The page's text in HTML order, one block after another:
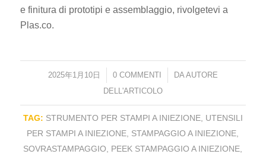
e finitura di prototipi e assemblaggio, rivolgetevi a
Plas.co.
2025年1月10日
/ 0 COMMENTI
/ DA AUTORE
DELL'ARTICOLO
TAG: STRUMENTO PER STAMPI A INIEZIONE, UTENSILI
PER STAMPI A INIEZIONE STAMPAGGIO A INIEZIONE
SOVRASTAMPAGGIO
PEEK STAMPAGGIO A INIEZIONE
DE
NL
ES
JA